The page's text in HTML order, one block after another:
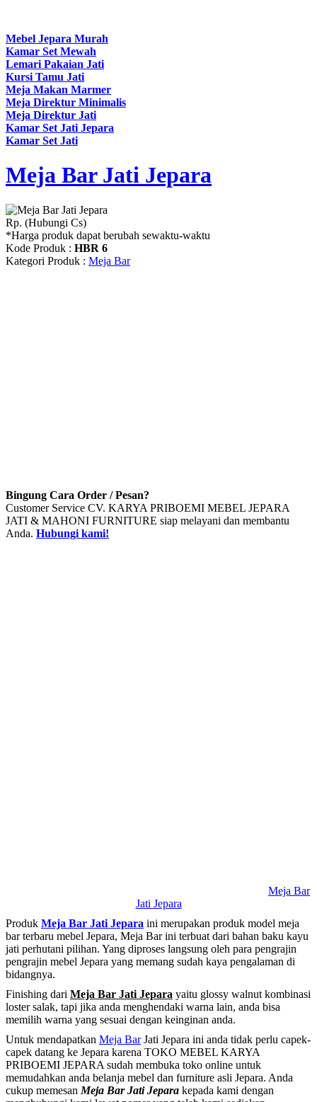
Mebel Jepara Murah
Kamar Set Mewah
Lemari Pakaian Jati
Kursi Tamu Jati
Meja Makan Marmer
Meja Direktur Minimalis
Meja Direktur Jati
Kamar Set Jati Jepara
Kamar Set Jati
Meja Bar Jati Jepara
Rp. (Hubungi Cs)
*Harga produk dapat berubah sewaktu-waktu
Kode Produk : HBR 6
Kategori Produk : Meja Bar
Bingung Cara Order / Pesan?
Customer Service CV. KARYA PRIBOEMI MEBEL JEPARA
JATI & MAHONI FURNITURE siap melayani dan membantu
Anda. Hubungi kami!
Meja Bar
Jati Jepara
Produk Meja Bar Jati Jepara ini merupakan produk model meja
bar terbaru mebel Jepara, Meja Bar ini terbuat dari bahan baku kayu
jati perhutani pilihan. Yang diproses langsung oleh para pengrajin
pengrajin mebel Jepara yang memang sudah kaya pengalaman di
bidangnya.
Finishing dari Meja Bar Jati Jepara yaitu glossy walnut kombinasi
loster salak, tapi jika anda menghendaki warna lain, anda bisa
memilih warna yang sesuai dengan keinginan anda.
Untuk mendapatkan Meja BarJati Jepara ini anda tidak perlu capek-
capek datang ke Jepara karena TOKO MEBEL KARYA
PRIBOEMI JEPARA sudah membuka toko online untuk
memudahkan anda belanja mebel dan furniture asli Jepara. Anda
cukup memesan Meja Bar Jati Jepara kepada kami dengan